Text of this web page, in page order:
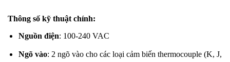
Thông số kỹ thuật chính:
Nguồn điện: 100-240 VAC
Ngõ vào: 2 ngõ vào cho các loại cảm biến thermocouple (K, J,